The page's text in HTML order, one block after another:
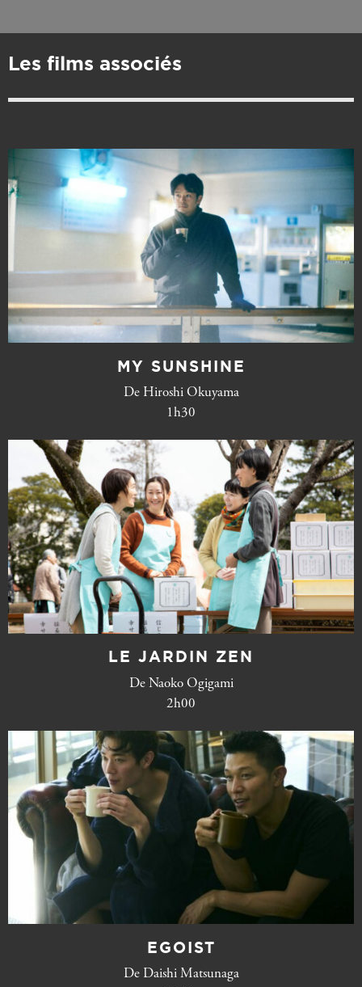
Les films associés
MY SUNSHINE
De Hiroshi Okuyama
1h30
LE JARDIN ZEN
De Naoko Ogigami
2h00
EGOIST
De Daishi Matsunaga